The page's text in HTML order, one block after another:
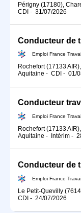
Périgny (17180),
CDI - 31/07/2026
Conducteur de
Emploi France
Rochefort (17133
Aquitaine - CDI - 01/
Conducteur
Emploi France
Rochefort (17133
Aquitaine - Intérim -
Emploi France
Le Petit-Quevilly
CDI - 24/07/2026